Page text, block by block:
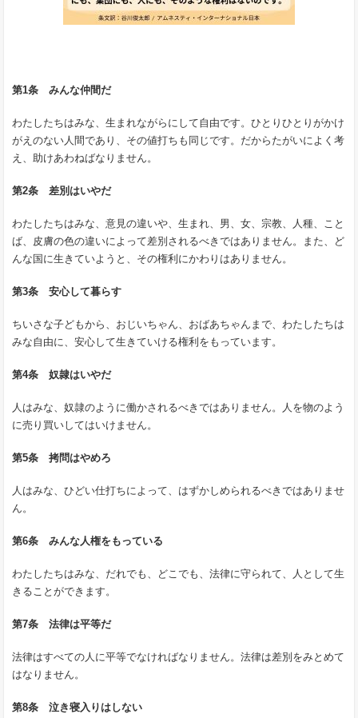
第1条 みんな仲間だ
わたしたちはみな、生まれながらにして自由です。ひとりひとりがかけ
がえのない人間であり、その値打ちも同じです。だからたがいによく考
え、助けあわねばなりません。
第2条 差別はいやだ
わたしたちはみな、意見の違いや、生まれ、男、女、宗教、人種、こと
ば、皮膚の色の違いによって差別されるべきではありません。また、ど
んな国に生きていようと、その権利にかわりはありません。
第3条 安心して暮らす
ちいさな子どもから、おじいちゃん、おばあちゃんまで、わたしたちは
みな自由に、安心して生きていける権利をもっています。
第4条 奴隷はいやだ
人はみな、奴隷のように働かされるべきではありません。人を物のよう
に売り買いしてはいけません。
第5条 拷問はやめろ
人はみな、ひどい仕打ちによって、はずかしめられるべきではありませ
ん。
第6条 みんな人権をもっている
わたしたちはみな、だれでも、どこでも、法律に守られて、人として生
きることができます。
第7条 法律は平等だ
法律はすべての人に平等でなければなりません。法律は差別をみとめて
はなりません。
第8条 泣き寝入りはしない